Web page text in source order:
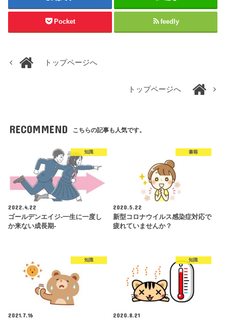
Pocket feedly
トップページへ
トップページへ
RECOMMEND こちらの記事も人気です。
知識
2022.4.22
ゴールデンエイジ-一生に一度し
か来ない成長期-
書籍
2020.5.22
新型コロナウイルス感染症対応で
疲れていませんか？
知識
2021.7.16
知識
2020.8.21